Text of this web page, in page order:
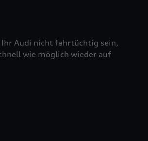
Audi nicht fahrtüchtig sein,
wie möglich wieder auf